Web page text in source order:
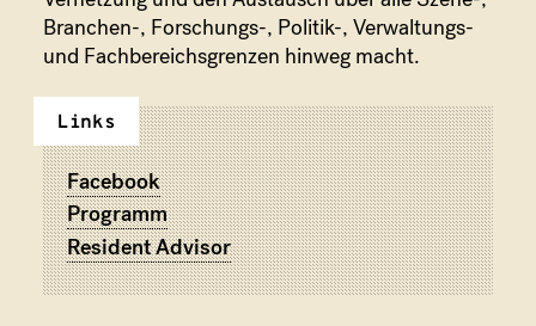
Branchen-, Forschungs-, Politik-, Verwaltungs-
und Fachbereichsgrenzen hinweg macht.
Links
Facebook
Programm
Resident Advisor